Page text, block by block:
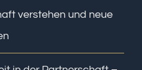
verstehen und neue